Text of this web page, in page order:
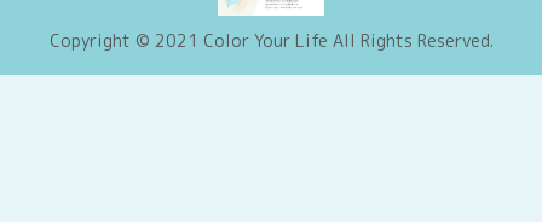
Copyright © 2021 Color Your Life All Rights Reserved.